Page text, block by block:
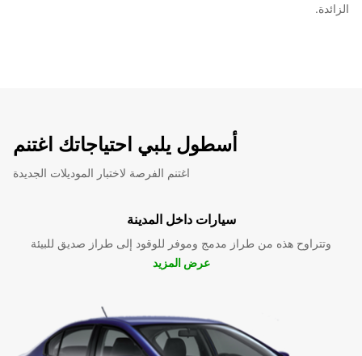
الزائدة.
أسطول يلبي احتياجاتك اغتنم
اغتنم الفرصة لاختبار الموديلات الجديدة
سيارات داخل المدينة
وتتراوح هذه من طراز مدمج وموفر للوقود إلى طراز صديق للبيئة
عرض المزيد